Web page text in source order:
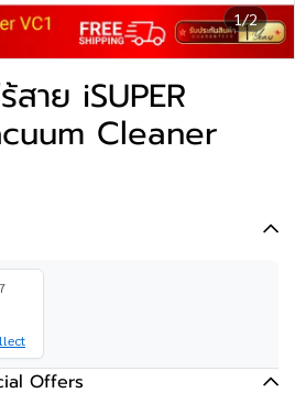
1/2
าย iSUPER
Cleaner
Offers